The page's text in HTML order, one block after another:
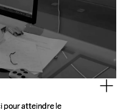
pour atteindre le
pour atteindre le